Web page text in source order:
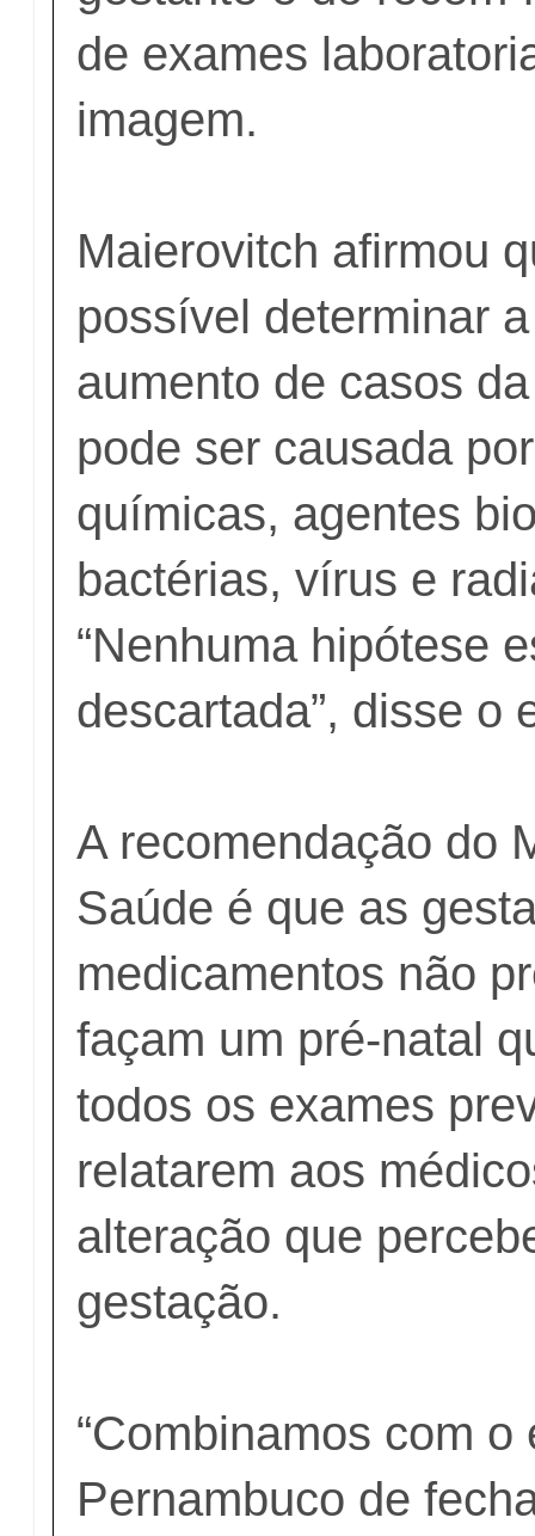
de exames
imagem.
Maierovitch afirmou
possível determinar
aumento de casos
pode ser causada
químicas, agentes
bactérias, vírus e
“Nenhuma hipótese
descartada”, disse o
A recomendação do
Saúde é que as
medicamentos não
façam um pré-natal
todos os exames
relatarem aos
alteração que
gestação.
“Combinamos com o
Pernambuco de